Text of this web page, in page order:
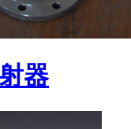
器